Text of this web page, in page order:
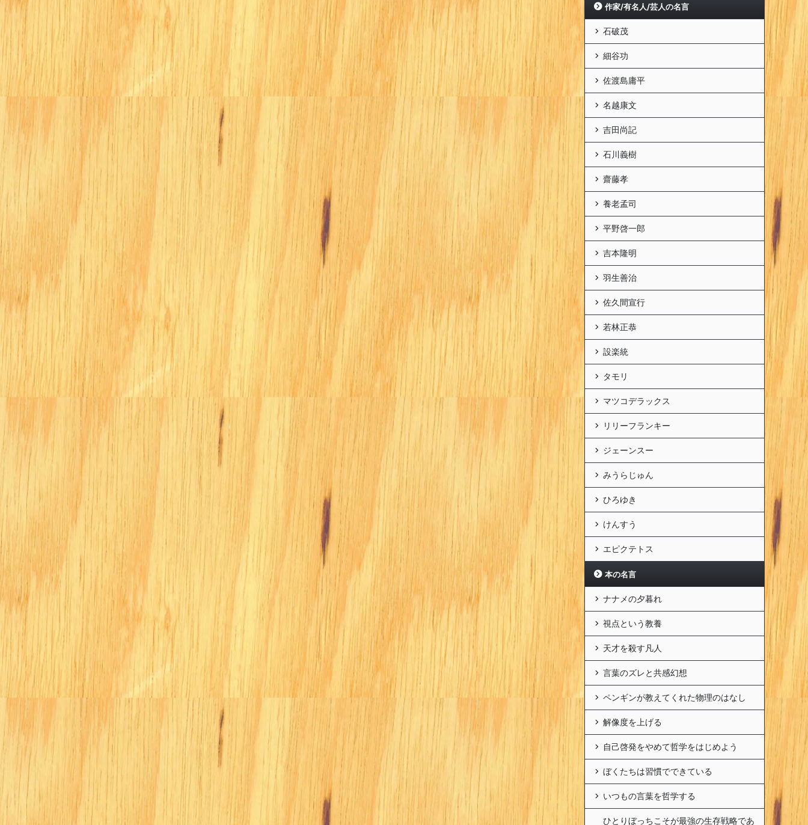
作家/有名人/芸人の名言
石破茂
細谷功
佐渡島庸平
名越康文
吉田尚記
石川義樹
齋藤孝
養老孟司
平野啓一郎
吉本隆明
羽生善治
佐久間宣行
若林正恭
設楽統
タモリ
マツコデラックス
リリーフランキー
ジェーンスー
みうらじゅん
ひろゆき
けんすう
エピクテトス
本の名言
ナナメの夕暮れ
視点という教養
天才を殺す凡人
言葉のズレと共感幻想
ペンギンが教えてくれた物理のはなし
解像度を上げる
自己啓発をやめて哲学をはじめよう
ぼくたちは習慣でできている
いつもの言葉を哲学する
ひとりぼっちこそが最強の生存戦略であ